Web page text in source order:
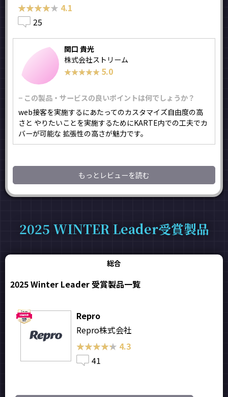
★★★★★
★★★★★ 4.1
25
関口 貴光
株式会社ストリーム
★★★★★
★★★★★ 5.0
− この製品・サービスの良いポイントは何でしょうか？
web接客を実施するにあたってのカスタマイズ自由度の高
さと やりたいことを実施するためにKARTE内での工夫でカ
バーが可能な 拡張性の高さが魅力です。
もっとレビューを読む
2025 WINTER Leader受賞製品
総合
2025 Winter Leader 受賞製品一覧
Repro
Repro株式会社
★★★★★
★★★★★ 4.3
41